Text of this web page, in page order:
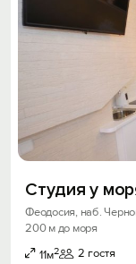
Студия у
Феодосия, наб.
200 м до моря
11м2 2 гостя